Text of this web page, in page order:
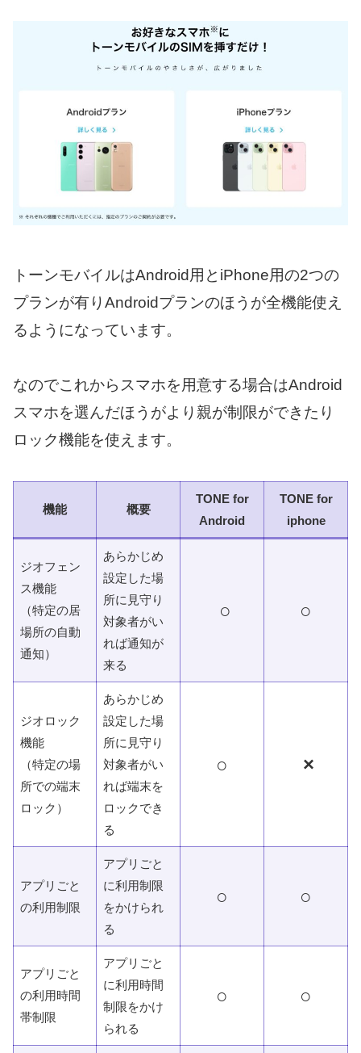
トーンモバイルはAndroid用とiPhone用の2つの
プランが有りAndroidプランのほうが全機能使え
るようになっています。
なのでこれからスマホを用意する場合はAndroid
スマホを選んだほうがより親が制限ができたり
ロック機能を使えます。
機能 概要
TONE for
Android
TONE for
iphone
ジオフェン
ス機能
（特定の居
場所の自動
通知）
あらかじめ
設定した場
所に見守り
対象者がい
れば通知が
来る
○ ○
ジオロック
機能
（特定の場
所での端末
ロック）
あらかじめ
設定した場
所に見守り
対象者がい
れば端末を
ロックでき
る
○ ×
アプリごと
の利用制限
アプリごと
に利用制限
をかけられ
る
○ ○
アプリごと
の利用時間
帯制限
アプリごと
に利用時間
制限をかけ
られる
○ ○